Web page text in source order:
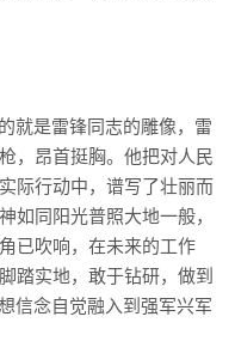
就是雷锋同志的雕像，雷
，昂首挺胸。他把对人民
际行动中，谱写了壮丽而
如同阳光普照大地一般，
已吹响，在未来的工作
踏实地，敢于钻研，做到
信念自觉融入到强军兴军